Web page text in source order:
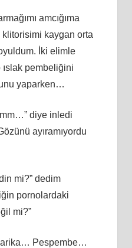
amcığıma
kaygan orta
İki elimle
ıslak pembeliğini
yaparken…
diye inledi
ayıramıyordu
mi?” dedim
pornolardaki
mi?”
Pespembe…